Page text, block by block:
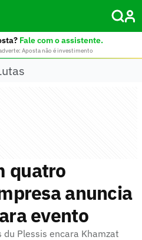
Fale com o assistente.
Aposta não é investimento
quatro
anuncia
evento
Plessis encara Khamzat